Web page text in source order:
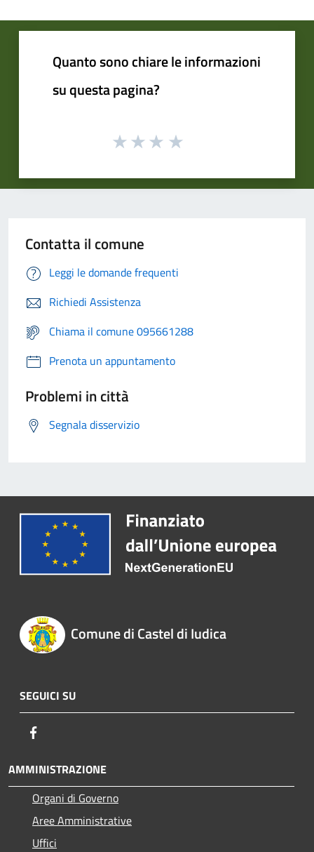
Quanto sono chiare le informazioni
su questa pagina?
Contatta il comune
Leggi le domande frequenti
Richiedi Assistenza
Chiama il comune 095661288
Prenota un appuntamento
Problemi in città
Segnala disservizio
Comune di Castel di Iudica
SEGUICI SU
AMMINISTRAZIONE
Organi di Governo
Aree Amministrative
Uffici